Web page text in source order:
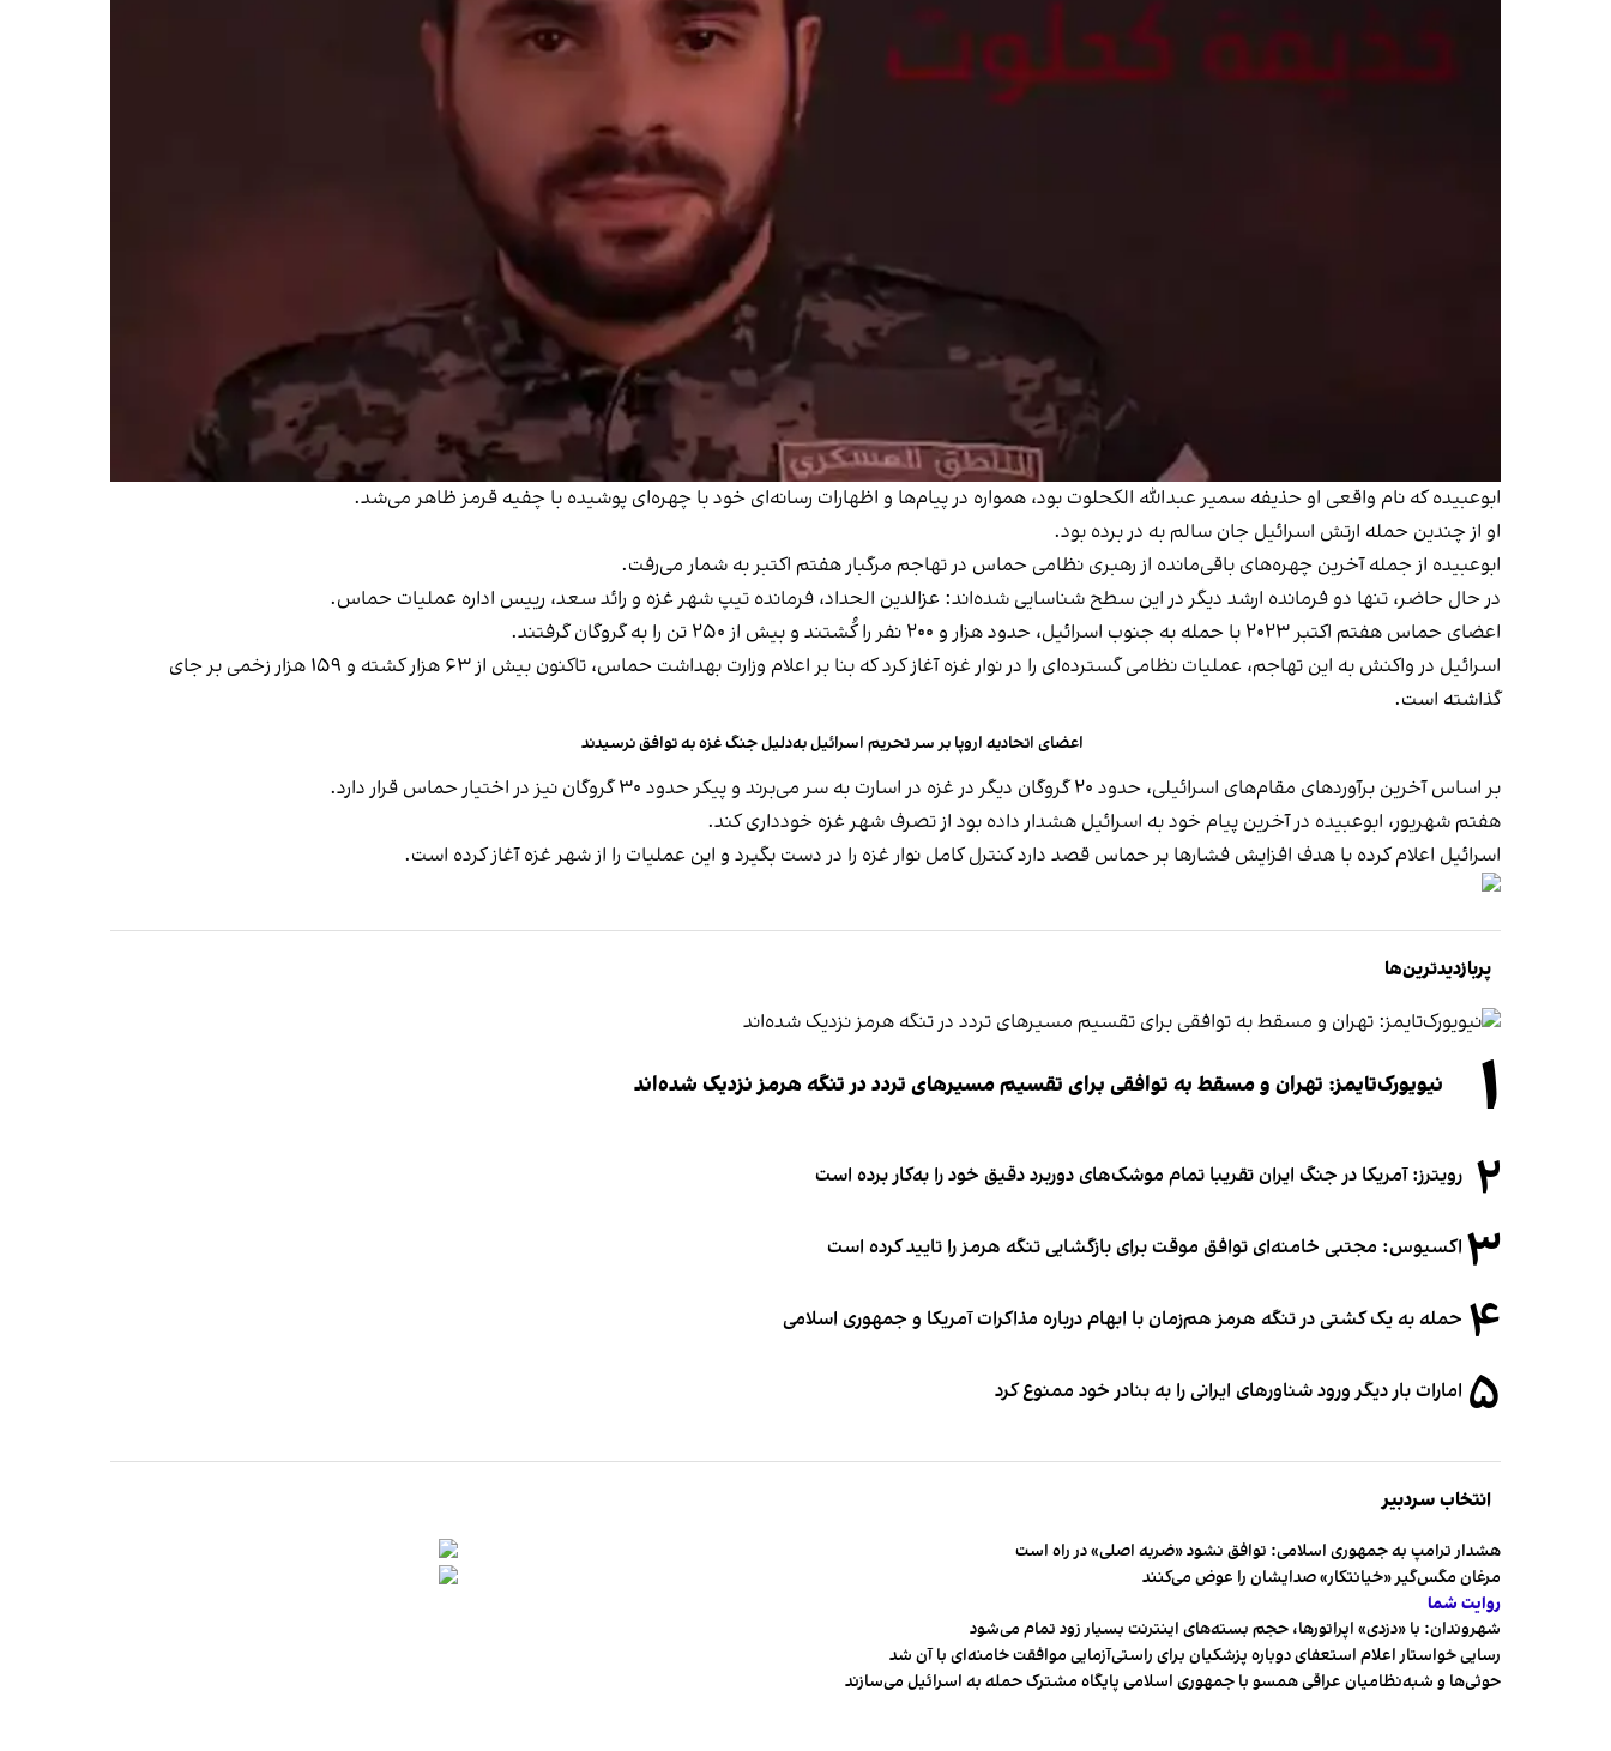
ابوعبیده که نام واقعی او حذیفه سمیر عبدالله الکحلوت بود، همواره در پیام‌ها و اظهارات رسانه‌ای خود با چهره‌ای پوشیده با چفیه قرمز ظاهر می‌شد.
او از چندین حمله ارتش اسرائیل جان سالم به در برده بود.
ابوعبیده از جمله آخرین چهره‌های باقی‌مانده از رهبری نظامی حماس در تهاجم مرگبار هفتم اکتبر به شمار می‌رفت.
در حال حاضر، تنها دو فرمانده ارشد دیگر در این سطح شناسایی شده‌اند: عزالدین الحداد، فرمانده تیپ شهر غزه و رائد سعد، رییس اداره عملیات حماس.
اعضای حماس هفتم اکتبر ۲۰۲۳ با حمله به جنوب اسرائیل، حدود هزار و ۲۰۰ نفر را کُشتند و بیش از ۲۵۰ تن را به گروگان گرفتند.
اسرائیل در واکنش به این تهاجم، عملیات نظامی گسترده‌ای را در نوار غزه آغاز کرد که بنا بر اعلام وزارت بهداشت حماس، تاکنون بیش از ۶۳ هزار کشته و ۱۵۹ هزار زخمی بر جای
گذاشته است.
اعضای اتحادیه اروپا بر سر تحریم اسرائیل به‌دلیل جنگ غزه به توافق نرسیدند
بر اساس آخرین برآوردهای مقام‌های اسرائیلی، حدود ۲۰ گروگان دیگر در غزه در اسارت به سر می‌برند و پیکر حدود ۳۰ گروگان نیز در اختیار حماس قرار دارد.
هفتم شهریور، ابوعبیده در آخرین پیام خود به اسرائیل هشدار داده بود از تصرف شهر غزه خودداری کند.
اسرائیل اعلام کرده با هدف افزایش فشارها بر حماس قصد دارد کنترل کامل نوار غزه را در دست بگیرد و این عملیات را از شهر غزه آغاز کرده است.
پربازدیدترین‌ها
۱ نیویورک‌تایمز: تهران و مسقط به توافقی برای تقسیم مسیرهای تردد در تنگه هرمز نزدیک شده‌اند
۲ رویترز: آمریکا در جنگ ایران تقریبا تمام موشک‌های دوربرد دقیق خود را به‌کار برده است
۳ اکسیوس: مجتبی خامنه‌ای توافق موقت برای بازگشایی تنگه هرمز را تایید کرده است
۴ حمله به یک کشتی در تنگه هرمز هم‌زمان با ابهام درباره مذاکرات آمریکا و جمهوری اسلامی
۵ امارات بار دیگر ورود شناورهای ایرانی را به بنادر خود ممنوع کرد
انتخاب سردبیر
هشدار ترامپ به جمهوری اسلامی: توافق نشود «ضربه اصلی» در راه است
مرغان مگس‌گیر «خیانتکار» صدایشان را عوض می‌کنند
روایت شما
شهروندان:‌ با «دزدی» اپراتورها، حجم بسته‌های اینترنت بسیار زود تمام می‌شود
رسایی خواستار اعلام استعفای دوباره پزشکیان برای راستی‌آزمایی موافقت خامنه‌ای با آن شد
حوثی‌ها و شبه‌نظامیان عراقی همسو با جمهوری اسلامی پایگاه مشترک حمله به اسرائیل می‌سازند